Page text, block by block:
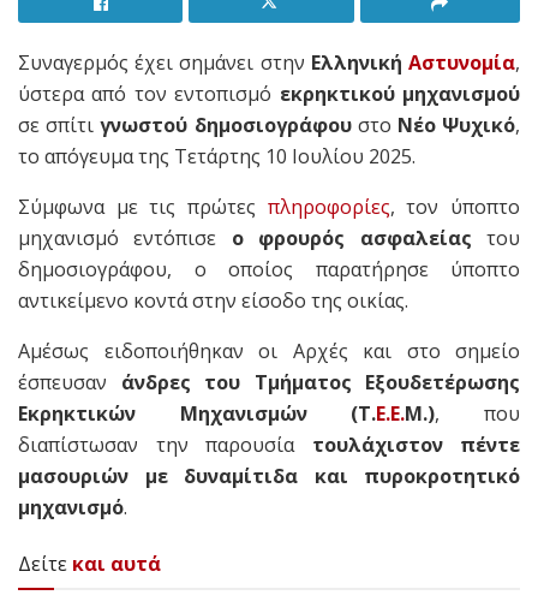
Συναγερμός έχει σημάνει στην ΕλληνικήΑστυνομία,
ύστερα από τον εντοπισμό εκρηκτικού μηχανισμού
σε σπίτιγνωστού δημοσιογράφουστο Νέο Ψυχικό,
το απόγευμα της Τετάρτης 10 Ιουλίου 2025.
Σύμφωνα με τις πρώτες πληροφορίες, τον ύποπτο
μηχανισμό εντόπισε ο φρουρός ασφαλείας του
δημοσιογράφου, ο οποίος παρατήρησε ύποπτο
αντικείμενο κοντά στην είσοδο της οικίας.
Αμέσως ειδοποιήθηκαν οι Αρχές και στο σημείο
έσπευσαν άνδρες του Τμήματος Εξουδετέρωσης
Εκρηκτικών Μηχανισμών (Τ.Ε.Ε.Μ.), που
διαπίστωσαν την παρουσία τουλάχιστον πέντε
μασουριών με δυναμίτιδα και πυροκροτητικό
μηχανισμό.
Δείτε και αυτά